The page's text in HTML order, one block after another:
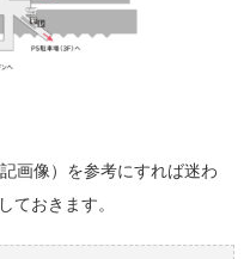
画像）を参考にすれば迷わ
ておきます。